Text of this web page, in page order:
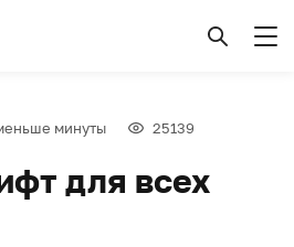
минуты 25139
для всех